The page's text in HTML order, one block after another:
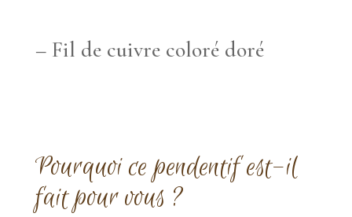
– Fil de cuivre coloré doré
Pourquoi ce pendentif est-il
fait pour vous ?